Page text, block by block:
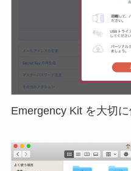
Emergency Kit を大切